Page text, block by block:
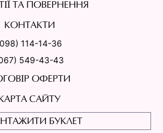
ТА ПОВЕРНЕННЯ
КОНТАКТИ
114-14-36
549-43-43
ОФЕРТИ
КАРТА САЙТУ
БУКЛЕТ